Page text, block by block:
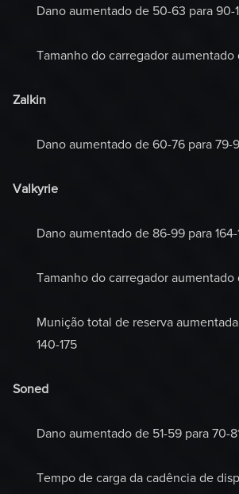
Dano aumentado de 50-63 para 90-
Tamanho do carregador aumentado
Zalkin
Dano aumentado de 60-76 para 79-
Valkyrie
Dano aumentado de 86-99 para 164-
Tamanho do carregador aumentado
Munição total de reserva
140-175
Soned
Dano aumentado de 51-59 para 70-
Tempo de carga da cadência de